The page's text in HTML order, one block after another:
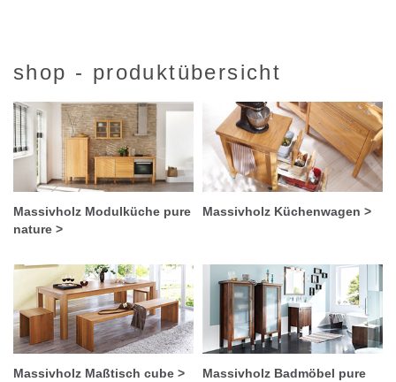
shop - produktübersicht
Massivholz Modulküche pure
nature >
Massivholz Küchenwagen >
Massivholz Maßtisch cube >
Massivholz Badmöbel pure